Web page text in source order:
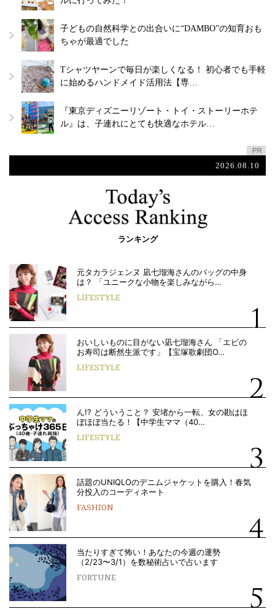
子どもの自然科学との出合いに“DAMBO”の知育おも
ちゃが最適でした
Tシャツヤーンで毎日が楽しくなる！ 初心者でも手軽
に始めるハンドメイド活用法【専…
『東京ディズニーリゾート・トイ・ストーリーホテ
ル』は、子連れにとても快適なホテル…
2026.08.10
ランキング
元タカラジェンヌ 凪七瑠海さんのバッグの中身
は？ 「ユニークな小物を楽しみながら…
LIFESTYLE
おいしいものに目がない凪七瑠海さん 「エビの
お寿司は断然生派です」【宝塚歌劇団O…
LIFESTYLE
ん!? どういうこと？ 安堵から一転、女の勘はほ
ぼほぼ当たる！【中学生ママ（40…
LIFESTYLE
話題のUNIQLOのデニムジャケットを購入！春気
分投入のコーディネート
FASHION
当たりすぎて怖い！あなたの今週の運勢
（2/23〜3/1）を数秘術占いで占います
FORTUNE